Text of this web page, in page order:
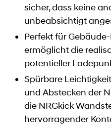
sicher, dass keine
unbeabsichtigt
Perfekt für
ermöglicht die
potentieller
Spürbare
und Abstecken der
die NRGkick
hervorragender